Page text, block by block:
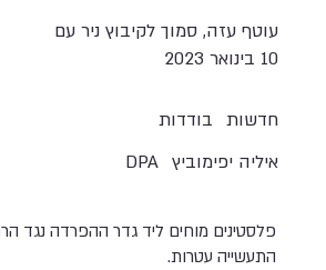
עוטף עזה, סמוך לקיבוץ ניר עם
10 בינואר 2023
בודדות חדשות
DPA איליה יפימוביץ
פלסטינים מוחים ליד גדר ההפרדה נגד
התעשייה עטרות.